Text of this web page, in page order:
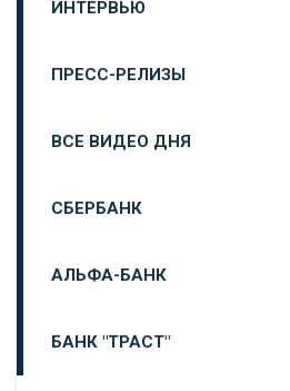
ИНТЕРВЬЮ
ПРЕСС-РЕЛИЗЫ
ВСЕ ВИДЕО ДНЯ
СБЕРБАНК
АЛЬФА-БАНК
БАНК "ТРАСТ"